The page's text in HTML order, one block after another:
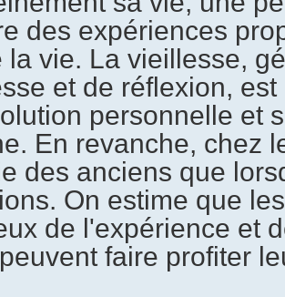
des expériences
la vie. La vieillesse,
et de réflexion,
personnelle et
En revanche, chez
des anciens que
On estime que
de l'expérience et
faire profiter